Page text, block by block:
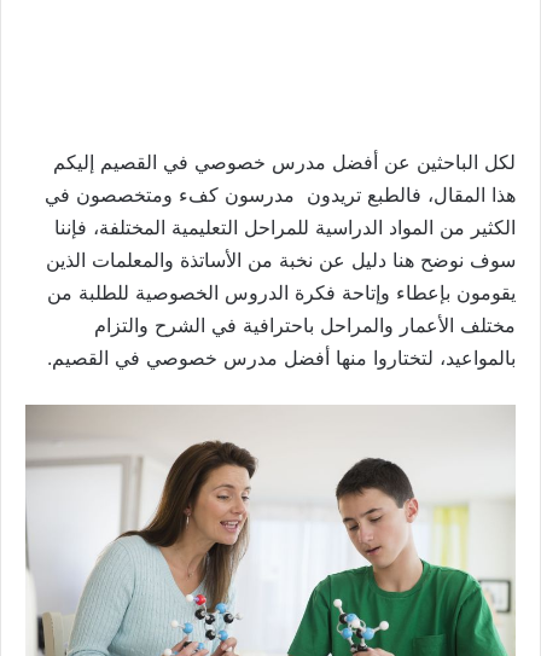
لكل الباحثين عن أفضل مدرس خصوصي في القصيم إليكم
هذا المقال، فالطبع تريدون مدرسون كفء ومتخصصون في
الكثير من المواد الدراسية للمراحل التعليمية المختلفة، فإننا
سوف نوضح هنا دليل عن نخبة من الأساتذة والمعلمات الذين
يقومون بإعطاء وإتاحة فكرة الدروس الخصوصية للطلبة من
مختلف الأعمار والمراحل باحترافية في الشرح والتزام
بالمواعيد، لتختاروا منها أفضل مدرس خصوصي في القصيم.